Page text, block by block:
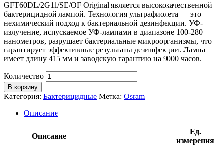
GFT60DL/2G11/SE/OF Original является высококачественной
бактерицидной лампой. Технология ультрафиолета — это
нехимический подход к бактериальной дезинфекции. УФ-
излучение, испускаемое УФ-лампами в диапазоне 100-280
нанометров, разрушает бактериальные микроорганизмы, что
гарантирует эффективные результаты дезинфекции. Лампа
имеет длину 415 мм и заводскую гарантию на 9000 часов.
Количество
В корзину
Категория: Бактерицидные Метка: Osram
Описание
Описание
Ед.
измерения